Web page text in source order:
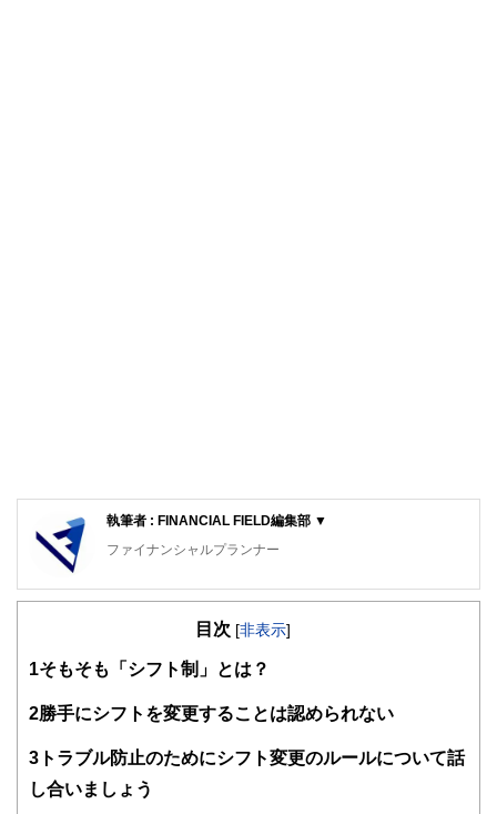
執筆者 : FINANCIAL FIELD編集部 ▼
ファイナンシャルプランナー
FinancialField編集部は、金融、経済に関する記事を、日々
知識がない方でも理解できるようわかりやすく発信していま
得者を中心に「お金や暮らし」に関する書籍・雑誌の編集経
験者で構成され、企画立案から記事掲載まですべての工程に
FinancialFieldの特徴は、ファイナンシャルプランナー、弁
護士、税理士、宅地建物取引士、相続診断士、住宅ローンア
目次 [非表示]
1 そもそも「シフト制」とは？
2 勝手にシフトを変更することは認められない
3 トラブル防止のためにシフト変更のルールについて話
し合いましょう